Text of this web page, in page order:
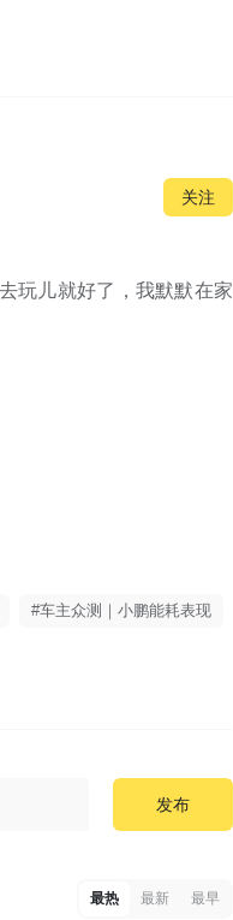
关注
玩儿就好了，我默默在家
#车主众测｜小鹏能耗表现
发布
最热 最新 最早